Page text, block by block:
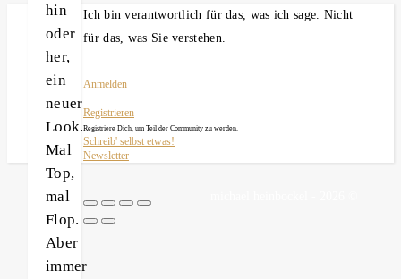
hin
oder
her,
ein
neuer
Look.
Mal
Top,
mal
Flop.
Aber
immer
Ich bin verantwortlich für das, was ich sage. Nicht
für das, was Sie verstehen.
Anmelden
Registrieren
Registriere Dich, um Teil der Community zu werden.
Schreib' selbst etwas!
Newsletter